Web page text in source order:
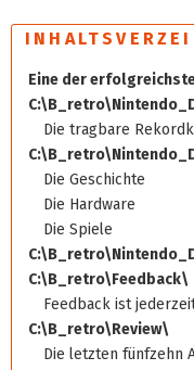
Eine der
Die tragbare
Die Geschichte
Die Hardware
Die Spiele
C:\B_retro\Feedback\
Feedback ist
C:\B_retro\Review\
Die letzten fünfzehn